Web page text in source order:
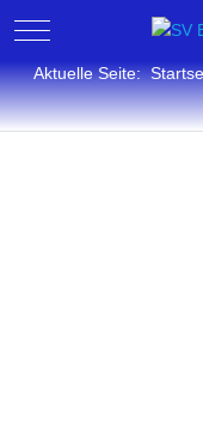
Mobile Menu Toggle
Aktuelle Seite: